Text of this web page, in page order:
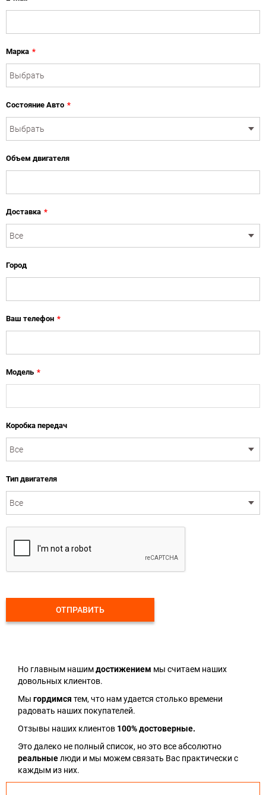
Марка *
Состояние Авто *
Объем двигателя
Доставка *
Город
Ваш телефон *
Модель *
Коробка передач
Тип двигателя
ОТПРАВИТЬ
Но главным нашимдостижением мы считаем наших
довольных клиентов.
Мы гордимся тем, что нам удается столько времени
радовать наших покупателей.
Отзывы наших клиентов 100% достоверные.
Это далеко не полный список, но это все абсолютно
реальныелюди и мы можем связать Вас практически с
каждым из них.